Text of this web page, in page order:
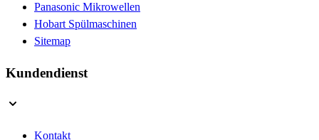
Panasonic Mikrowellen
Hobart Spülmaschinen
Sitemap
Kundendienst
Kontakt